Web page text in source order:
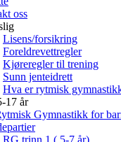
oss
Lisens/forsikring
Foreldrevettregler
Kjøreregler til trening
Sunn jenteidrett
Hva er rytmisk
17 år
Gymnastikk for
RG trinn 1 ( 5-7 år)